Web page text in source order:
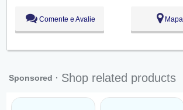
Comente e Avalie Mapa